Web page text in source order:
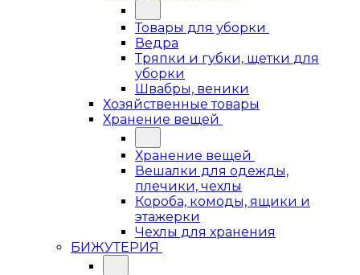
Товары для уборки
Ведра
Тряпки и губки, щетки для
уборки
Швабры, веники
Хозяйственные товары
Хранение вещей
Хранение вещей
Вешалки для одежды,
плечики, чехлы
Короба, комоды, ящики и
этажерки
Чехлы для хранения
БИЖУТЕРИЯ